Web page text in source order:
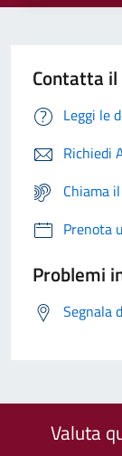
Contatta
Leggi le
Richiedi
Chiama
Prenota
Problemi
Segnala
Valuta